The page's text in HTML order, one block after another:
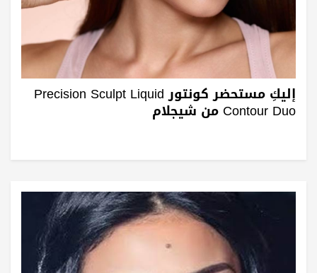
إليكِ مستحضر كونتور Precision Sculpt Liquid
Contour Duo من شيجلام